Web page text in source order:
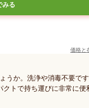
みる
価格と
うか。洗浄や消毒不要で
トで持ち運びに非常に便